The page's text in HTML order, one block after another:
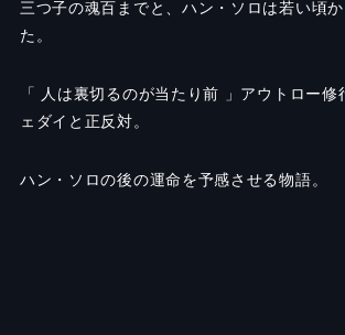
三つ子の魂百までと、ハン・ソロは若い頃
た。
「 人は裏切るのが当たり前 」アウトロー修
ェダイと正反対。
ハン・ソロの後の運命を予感させる物語。